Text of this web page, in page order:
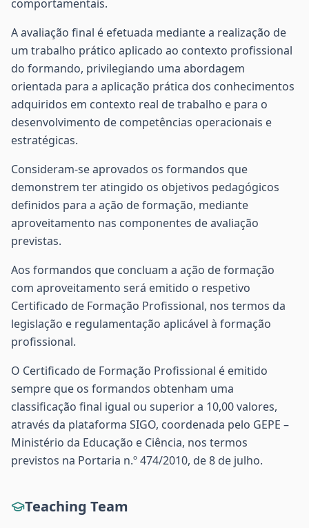
comportamentais.
A avaliação final é efetuada mediante a realização de
um trabalho prático aplicado ao contexto profissional
do formando, privilegiando uma abordagem
orientada para a aplicação prática dos conhecimentos
adquiridos em contexto real de trabalho e para o
desenvolvimento de competências operacionais e
estratégicas.
Consideram-se aprovados os formandos que
demonstrem ter atingido os objetivos pedagógicos
definidos para a ação de formação, mediante
aproveitamento nas componentes de avaliação
previstas.
Aos formandos que concluam a ação de formação
com aproveitamento será emitido o respetivo
Certificado de Formação Profissional, nos termos da
legislação e regulamentação aplicável à formação
profissional.
O Certificado de Formação Profissional é emitido
sempre que os formandos obtenham uma
classificação final igual ou superior a 10,00 valores,
através da plataforma SIGO, coordenada pelo GEPE –
Ministério da Educação e Ciência, nos termos
previstos na Portaria n.º 474/2010, de 8 de julho.
Teaching Team